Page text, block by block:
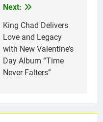
Next:
King Chad Delivers
Love and Legacy
with New Valentine’s
Day Album “Time
Never Falters”